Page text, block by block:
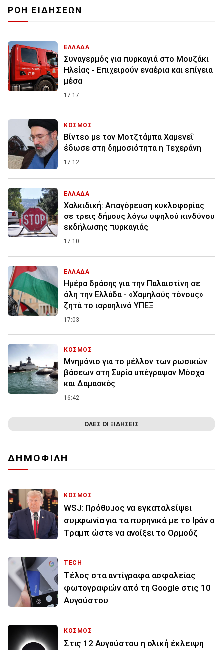
ΡΟΗ ΕΙΔΗΣΕΩΝ
ΕΛΛΑΔΑ
Συναγερμός για πυρκαγιά στο Μουζάκι
Ηλείας - Επιχειρούν εναέρια και επίγεια
μέσα
17:17
ΚΟΣΜΟΣ
Βίντεο με τον Μοτζτάμπα Χαμενεΐ
έδωσε στη δημοσιότητα η Τεχεράνη
17:12
ΕΛΛΑΔΑ
Χαλκιδική: Απαγόρευση κυκλοφορίας
σε τρεις δήμους λόγω υψηλού κινδύνου
εκδήλωσης πυρκαγιάς
17:10
ΕΛΛΑΔΑ
Ημέρα δράσης για την Παλαιστίνη σε
όλη την Ελλάδα - «Χαμηλούς τόνους»
ζητά το ισραηλινό ΥΠΕΞ
17:03
ΚΟΣΜΟΣ
Μνημόνιο για το μέλλον των ρωσικών
βάσεων στη Συρία υπέγραψαν Μόσχα
και Δαμασκός
16:42
ΟΛΕΣ ΟΙ ΕΙΔΗΣΕΙΣ
ΔΗΜΟΦΙΛΗ
ΚΟΣΜΟΣ
WSJ: Πρόθυμος να εγκαταλείψει
συμφωνία για τα πυρηνικά με το Ιράν ο
Τραμπ ώστε να ανοίξει το Ορμούζ
TECH
Τέλος στα αντίγραφα ασφαλείας
φωτογραφιών από τη Google στις 10
Αυγούστου
ΚΟΣΜΟΣ
Στις 12 Αυγούστου η ολική έκλειψη